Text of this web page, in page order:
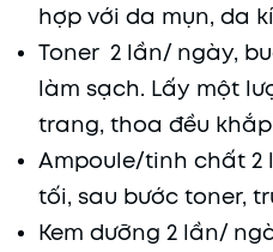
hợp với da mụn, da
Toner 2 lần/ ngày,
làm sạch. Lấy một
trang, thoa đều
Ampoule/tinh chất 2
tối, sau bước toner,
Kem dưỡng 2 lần/